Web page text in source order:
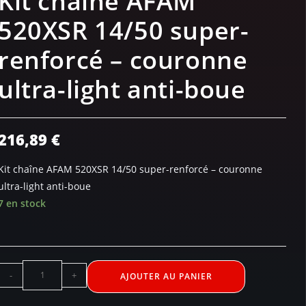
14/50 super-
– couronne
light anti-boue
€
chaîne AFAM 520XSR 14/50 super-renforcé – couronne
light anti-boue
en stock
- + AJOUTER AU PANIER